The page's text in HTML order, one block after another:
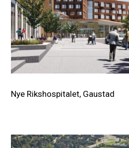
Nye Rikshospitalet, Gaustad